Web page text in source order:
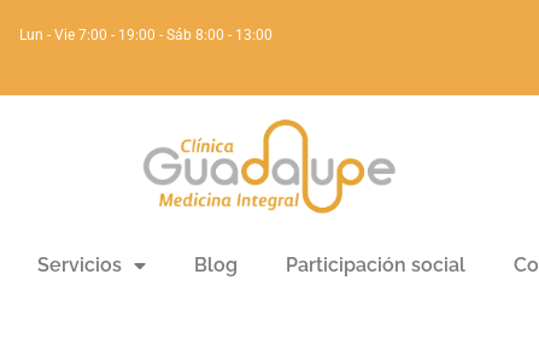
Lun - Vie 7:00 - 19:00 - Sáb 8:00 - 13:00
Servicios Blog Participación social